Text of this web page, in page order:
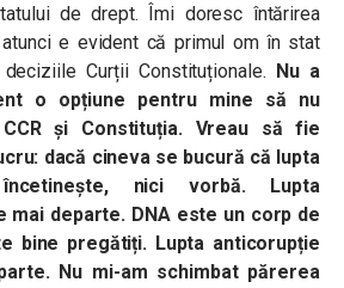
de drept. Îmi doresc întărirea
e evident că primul om în stat
Curții Constituționale. Nu a
o opțiune pentru mine să nu
și Constituția. Vreau să fie
dacă cineva se bucură că lupta
nici vorbă. Lupta
mai departe. DNA este un corp de
bine pregătiți. Lupta anticorupție
Nu mi-am schimbat părerea